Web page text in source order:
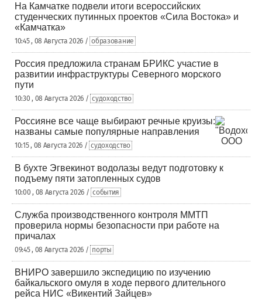
На Камчатке подвели итоги всероссийских
студенческих путинных проектов «Сила Востока» и
«Камчатка»
10:45 , 08 Августа 2026 / образование
Россия предложила странам БРИКС участие в
развитии инфраструктуры Северного морского
пути
10:30 , 08 Августа 2026 / судоходство
Россияне все чаще выбирают речные круизы:
названы самые популярные направления
10:15 , 08 Августа 2026 / судоходство
В бухте Эгвекинот водолазы ведут подготовку к
подъему пяти затопленных судов
10:00 , 08 Августа 2026 / события
Служба производственного контроля ММТП
проверила нормы безопасности при работе на
причалах
09:45 , 08 Августа 2026 / порты
ВНИРО завершило экспедицию по изучению
байкальского омуля в ходе первого длительного
рейса НИС «Викентий Зайцев»